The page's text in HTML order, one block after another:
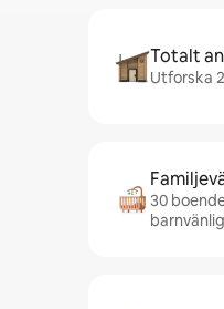
Totalt
Utforska
30